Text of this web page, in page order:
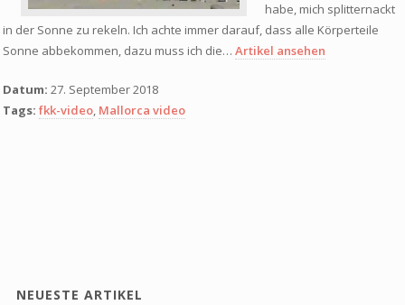
habe, mich splitternackt
in der Sonne zu rekeln. Ich achte immer darauf, dass alle Körperteile
Sonne abbekommen, dazu muss ich die… Artikel ansehen
Datum: 27. September 2018
Tags: fkk-video, Mallorca video
NEUESTE ARTIKEL